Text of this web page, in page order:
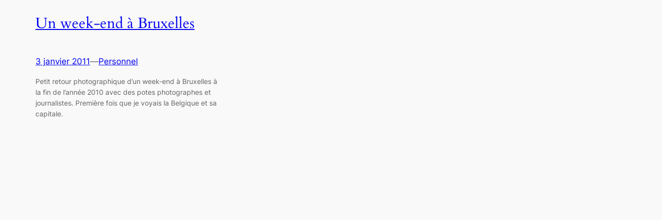
Un week-end à Bruxelles
3 janvier 2011—Personnel
Petit retour photographique d’un week-end à Bruxelles à
la fin de l’année 2010 avec des potes photographes et
journalistes. Première fois que je voyais la Belgique et sa
capitale.